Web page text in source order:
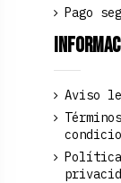
Pago
Aviso